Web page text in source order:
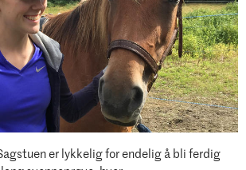
er lykkelig for endelig å bli ferdig